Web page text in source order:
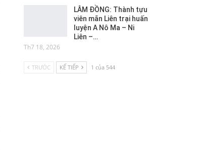
LÂM ĐỒNG: Thành tựu
viên mãn Liên trại huấn
luyện A Nô Ma – Ni
Liên –…
Th7 18, 2026
TRƯỚC KẾ TIẾP 1 của 544